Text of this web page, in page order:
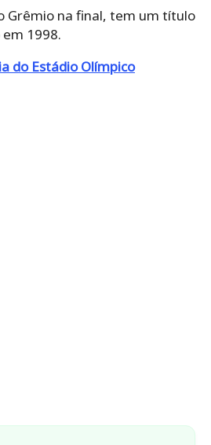
Grêmio na final, tem um título
1998.
do Estádio Olímpico